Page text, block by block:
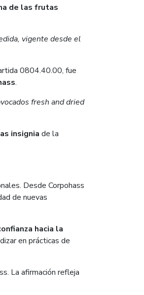
de las frutas
vigente desde el
0804.40.00, fue
.
fresh and dried
insignia de la
Desde Corpohass
de nuevas
hacia la
en prácticas de
La afirmación refleja